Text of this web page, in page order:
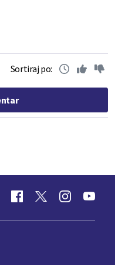
Sortiraj po: